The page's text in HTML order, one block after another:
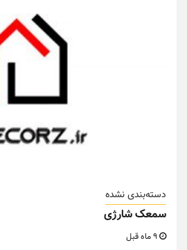
دسته‌بندی نشده
سمعک شارژی